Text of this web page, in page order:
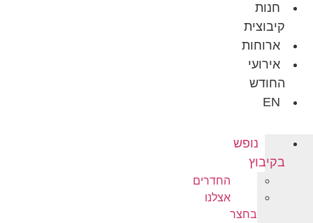
חנות
קיבוצית
ארוחות
אירועי
החודש
EN
נופש
בקיבוץ
החדרים
אצלנו
בחצר